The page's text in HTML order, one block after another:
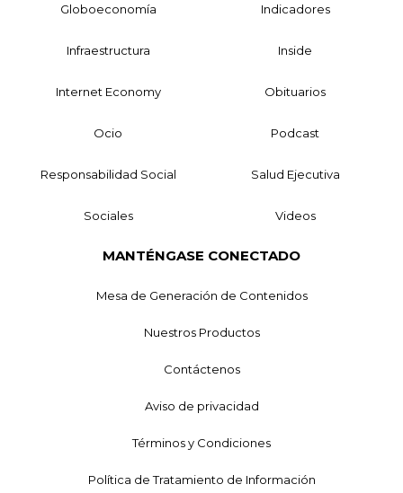
Globoeconomía Indicadores
Infraestructura Inside
Internet Economy Obituarios
Ocio Podcast
Responsabilidad Social Salud Ejecutiva
Sociales Videos
MANTÉNGASE CONECTADO
Mesa de Generación de Contenidos
Nuestros Productos
Contáctenos
Aviso de privacidad
Términos y Condiciones
Política de Tratamiento de Información